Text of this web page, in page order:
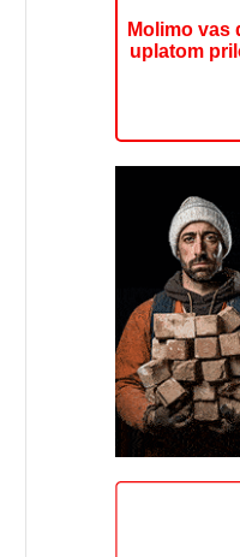
Molimo vas
uplatom